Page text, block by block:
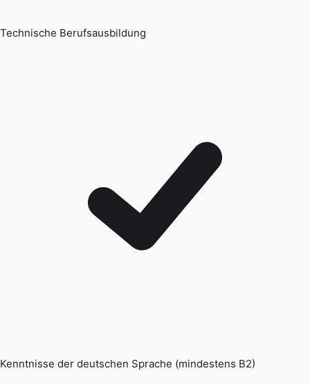
Technische Berufsausbildung
Kenntnisse der deutschen Sprache (mindestens B2)